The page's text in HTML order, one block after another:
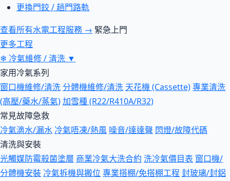
更換門鉸 / 趟門路軌
查看所有水電工程服務 → 緊急上門
更多工程
❄ 冷氣維修 / 清洗 ▼
家用冷氣系列
窗口機維修/清洗 分體機維修/清洗 天花機 (Cassette)專業清洗
(高壓/藥水/蒸氣)加雪種 (R22/R410A/R32)
常見故障急救
冷氣滴水/漏水 冷氣唔凍/熱風 噪音/達達聲 閃燈/故障代碼
清洗與安裝
光觸媒防霉殺菌塗層 商業冷氣大洗合約 洗冷氣價目表 窗口機/
分體機安裝 冷氣拆機與搬位 專業搭棚/免搭棚工程 封玻璃/封鋁